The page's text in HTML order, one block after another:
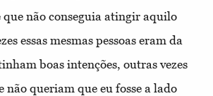
que não conseguia atingir aquilo
essas mesmas pessoas eram da
boas intenções, outras vezes
não queriam que eu fosse a lado